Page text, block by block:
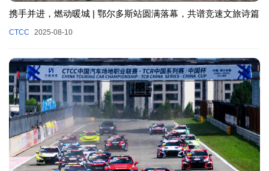
携手并进，燃动暖城 | 鄂尔多斯站圆满落幕，共谱竞速文旅诗篇
CTCC 2025-08-10